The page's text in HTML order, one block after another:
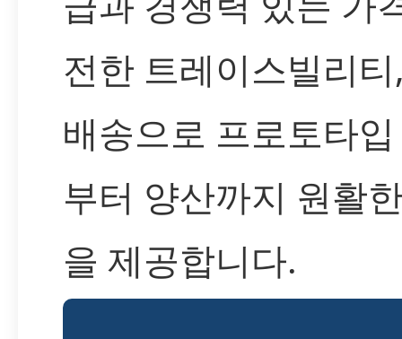
전한 트레이스빌리
배송으로 프로토타
부터 양산까지 원활
을 제공합니다.